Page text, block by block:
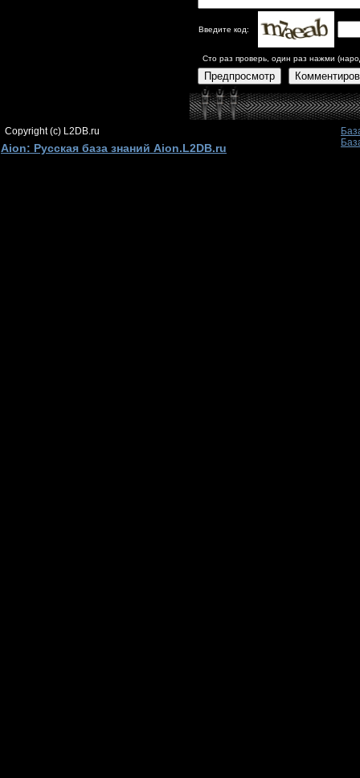
Введите код:
Сто раз проверь, один раз нажми
Предпросмотр
Copyright (c) L2DB.ru
Aion: Русская база знаний Aion.L2DB.ru